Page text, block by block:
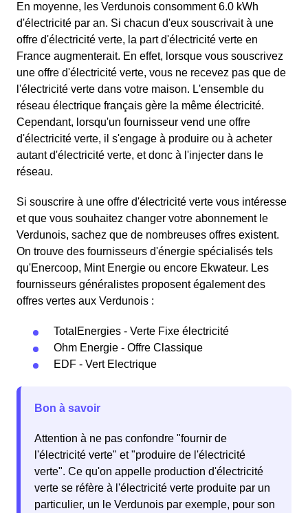
En moyenne, les Verdunois consomment 6.0 kWh
d'électricité par an. Si chacun d'eux souscrivait à une
offre d'électricité verte, la part d'électricité verte en
France augmenterait. En effet, lorsque vous souscrivez
une offre d'électricité verte, vous ne recevez pas que de
l'électricité verte dans votre maison. L'ensemble du
réseau électrique français gère la même électricité.
Cependant, lorsqu'un fournisseur vend une offre
d'électricité verte, il s'engage à produire ou à acheter
autant d'électricité verte, et donc à l'injecter dans le
réseau.
Si souscrire à une offre d'électricité verte vous intéresse
et que vous souhaitez changer votre abonnement le
Verdunois, sachez que de nombreuses offres existent.
On trouve des fournisseurs d'énergie spécialisés tels
qu'Enercoop, Mint Energie ou encore Ekwateur. Les
fournisseurs généralistes proposent également des
offres vertes aux Verdunois :
TotalEnergies - Verte Fixe électricité
Ohm Energie - Offre Classique
EDF - Vert Electrique
Bon à savoir
Attention à ne pas confondre "fournir de
l'électricité verte" et "produire de l'électricité
verte". Ce qu'on appelle production d'électricité
verte se réfère à l'électricité verte produite par un
particulier, un le Verdunois par exemple, pour son